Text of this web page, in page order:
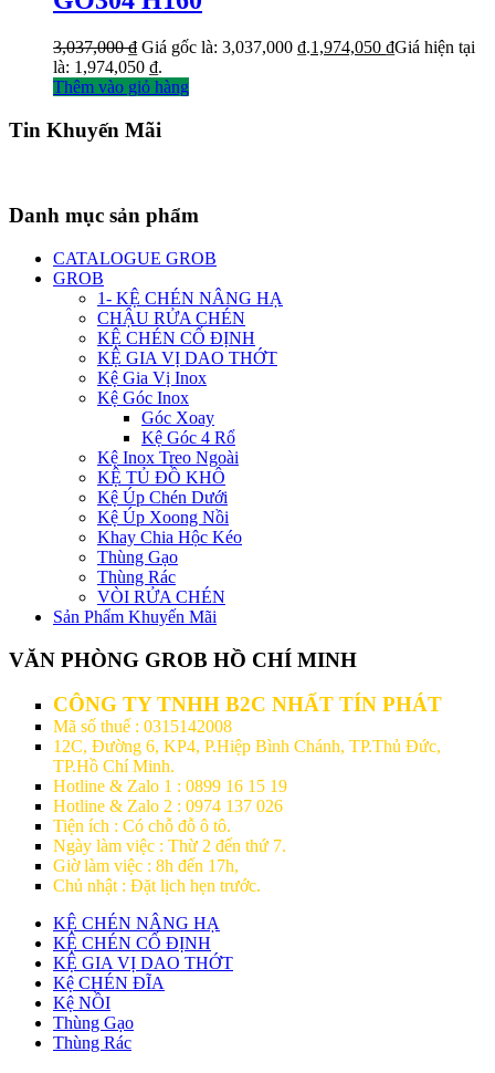
3,037,000₫ Giá gốc là: 3,037,000 ₫.1,974,050 ₫Giá hiện tại
là: 1,974,050 ₫.
Thêm vào giỏ hàng
Tin Khuyến Mãi
Danh mục sản phẩm
CATALOGUE GROB
GROB
1- KỆ CHÉN NÂNG HẠ
CHẬU RỬA CHÉN
KỆ CHÉN CỐ ĐỊNH
KỆ GIA VỊ DAO THỚT
Kệ Gia Vị Inox
Kệ Góc Inox
Góc Xoay
Kệ Góc 4 Rổ
Kệ Inox Treo Ngoài
KỆ TỦ ĐỒ KHÔ
Kệ Úp Chén Dưới
Kệ Úp Xoong Nồi
Khay Chia Hộc Kéo
Thùng Gạo
Thùng Rác
VÒI RỬA CHÉN
Sản Phẩm Khuyến Mãi
VĂN PHÒNG GROB HỒ CHÍ MINH
CÔNG TY TNHH B2C NHẤT TÍN PHÁT
Mã số thuế : 0315142008
12C, Đường 6, KP4, P.Hiệp Bình Chánh, TP.Thủ Đức,
TP.Hồ Chí Minh.
Hotline & Zalo 1 : 0899 16 15 19
Hotline & Zalo 2 : 0974 137 026
Tiện ích : Có chỗ đỗ ô tô.
Ngày làm việc : Thừ 2 đến thứ 7.
Giờ làm việc : 8h đến 17h,
Chủ nhật : Đặt lịch hẹn trước.
KỆ CHÉN NÂNG HẠ
KỆ CHÉN CỐ ĐỊNH
KỆ GIA VỊ DAO THỚT
Kệ CHÉN ĐĨA
Kệ NỒI
Thùng Gạo
Thùng Rác